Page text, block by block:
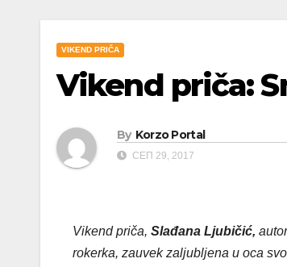
VIKEND PRIČA
Vikend priča:
By Korzo Portal
СЕП 29, 2017
Vikend priča, Slađana Ljubičić,
rokerka, zauvek zaljubljena u oca